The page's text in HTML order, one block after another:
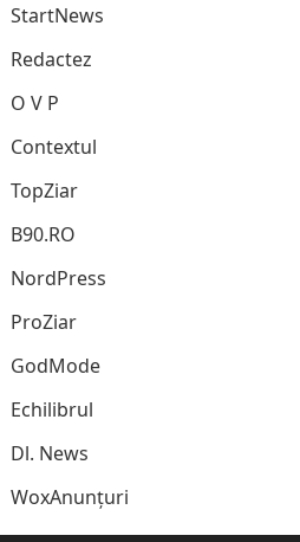
StartNews
Redactez
O V P
Contextul
TopZiar
B90.RO
NordPress
ProZiar
GodMode
Echilibrul
Dl. News
WoxAnunțuri